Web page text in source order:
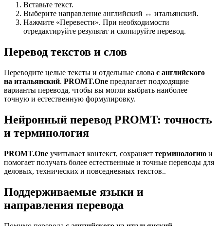
Вставьте текст.
Выберите направление английский ↔ итальянский.
Нажмите «Перевести». При необходимости
отредактируйте результат и скопируйте перевод.
Перевод текстов и слов
Переводите целые тексты и отдельные слова с английского
на итальянский. PROMT.One предлагает подходящие
варианты перевода, чтобы вы могли выбрать наиболее
точную и естественную формулировку.
Нейронный перевод PROMT: точность
и терминология
PROMT.One учитывает контекст, сохраняет терминологию и
помогает получать более естественные и точные переводы для
деловых, технических и повседневных текстов..
Поддерживаемые языки и
направления перевода